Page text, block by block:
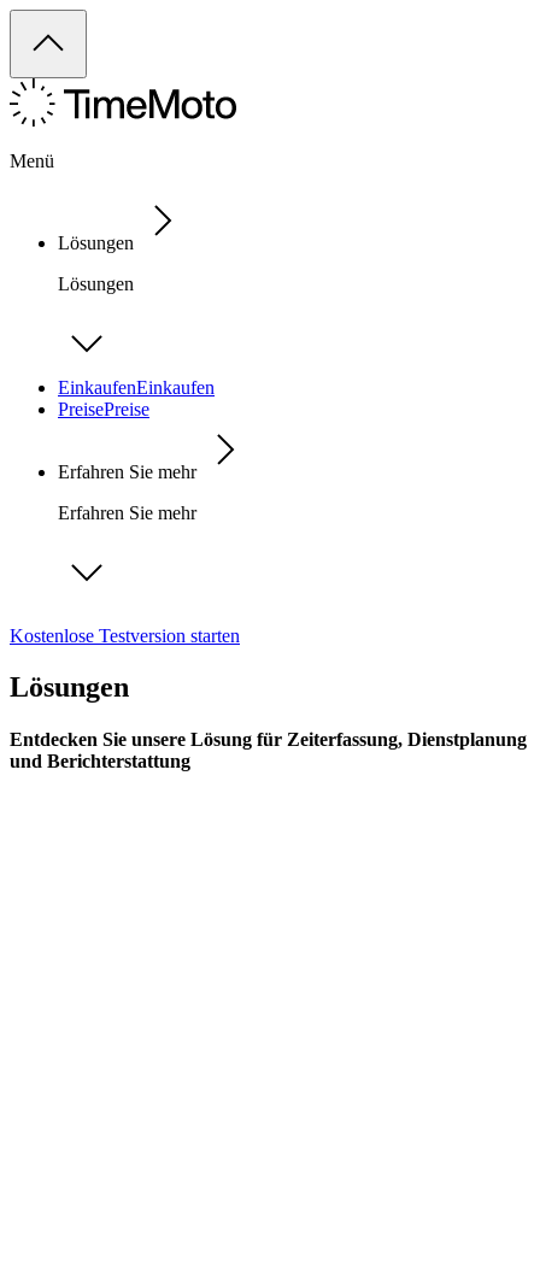
Menü
Lösungen
Lösungen
EinkaufenEinkaufen
PreisePreise
Erfahren Sie mehr
Erfahren Sie mehr
Kostenlose Testversion starten
Lösungen
Entdecken Sie unsere Lösung für Zeiterfassung, Dienstplanung
und Berichterstattung